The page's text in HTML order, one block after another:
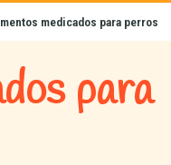
medicados para perros
para